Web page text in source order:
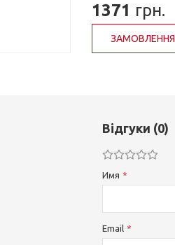
1371 грн.
ЗАМОВЛЕННЯ
Відгуки (0)
Имя
Email